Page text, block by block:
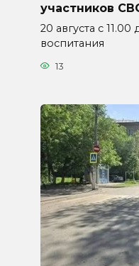
участников
20 августа с
воспитания
13